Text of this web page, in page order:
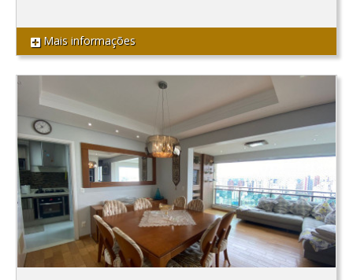
Mais informações